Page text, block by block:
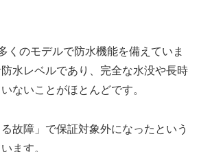
くのモデルで防水機能を備えていま
水レベルであり、完全な水没や長時
ないことがほとんどです。
故障」で保証対象外になったという
ます。